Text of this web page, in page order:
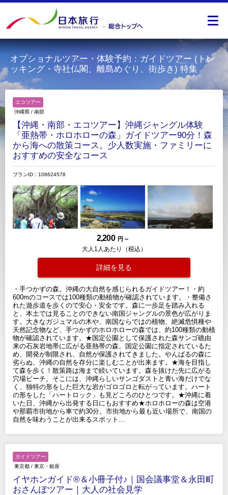
オプショナルツアー・体験予約：ガイドツアー (トレ
ッキング・寺社仏閣、離島めぐり、街歩き) 特集
エコツアー
沖縄県 / 南部
【沖縄・南部・エコツアー】沖縄ジャングル体験
「亜熱帯・ホロホローの森」ガイドツアー90分！森
から海への散策コース。少人数実施・ファミリーに
おすすめの安全なコース
プランID：108624578
2,200 円 ～
大人1人あたり（税込）
詳細を見る
・手つかずの森。沖縄の大自然を感じられるガイドツアー！・約
600mのコースでは100種類の動植物が確認されています。・整備さ
れた遊歩道を歩くので安心・安全です。森に一歩足を踏み入れる
と、本土では見ることのできない南国ジャングルの景色が広がりま
す。大きなガジュマルの木や、南国ならではの植物、絶滅危惧種や
天然記念物など、手つかずのホロホローの森では、約100種類の動植
物が確認されています。★国定公園として保護された森サンゴ礁由
来の石灰岩地帯に広がる亜熱帯の森。国定公園に指定されているた
め、開発が制限され、自然が保護されてきました。やんばるの森に
劣らぬ、沖縄の自然を存分に楽しむことが出来ます。★海を目指し
て森を歩く！散策路は海まで続いています。森を抜けた先に広がる
穴場ビーチ。そこには、沖縄らしいサンゴダストと青い海だけでな
く、独特の形をした巨大な岩がゴロゴロと転がっています。ハート
の形をした「ハートロック」も見どころのひとつです。★沖縄に着
いた日、沖縄から出発する日にもおすすめ★ホロホローの森は空港
や那覇市街地から車で約30分。市街地から最も近い場所で、南国の
自然を味わうことが出来るスポット...
ガイドツアー
東京都 / 東京・銀座
イヤホンガイド®＆小冊子付♪｜国会議事堂＆永田町
おさんぽツアー｜大人の社会見学